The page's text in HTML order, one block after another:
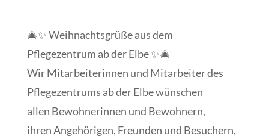
🎄✨ Weihnachtsgrüße aus dem
Pflegezentrum ab der Elbe ✨🎄
Wir Mitarbeiterinnen und Mitarbeiter des
Pflegezentrums ab der Elbe wünschen
allen Bewohnerinnen und Bewohnern,
ihren Angehörigen, Freunden und Besuchern,